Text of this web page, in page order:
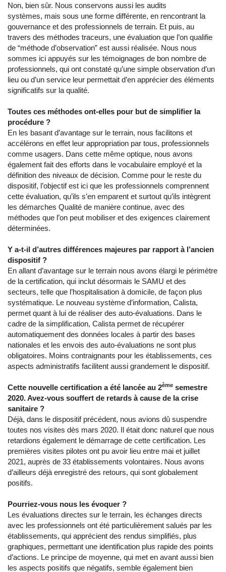
Non, bien sûr. Nous conservons aussi les audits
systèmes, mais sous une forme différente, en rencontrant la
gouvernance et des professionnels de terrain. Et puis, au
travers des méthodes traceurs, une évaluation que l’on qualifie
de “méthode d’observation” est aussi réalisée. Nous nous
sommes ici appuyés sur les témoignages de bon nombre de
professionnels, qui ont constaté qu’une simple observation d’un
lieu ou d’un service leur permettait d’en apprécier des éléments
significatifs sur la qualité.
Toutes ces méthodes ont-elles pour but de simplifier la
procédure ?
En les basant d’avantage sur le terrain, nous facilitons et
accélérons en effet leur appropriation par tous, professionnels
comme usagers. Dans cette même optique, nous avons
également fait des efforts dans le vocabulaire employé et la
définition des niveaux de décision. Comme pour le reste du
dispositif, l’objectif est ici que les professionnels comprennent
cette évaluation, qu’ils s’en emparent et surtout qu’ils intègrent
les démarches Qualité de manière continue, avec des
méthodes que l’on peut mobiliser et des exigences clairement
déterminées.
Y a-t-il d’autres différences majeures par rapport à l’ancien
dispositif ?
En allant d’avantage sur le terrain nous avons élargi le périmètre
de la certification, qui inclut désormais le SAMU et des
secteurs, telle que l’hospitalisation à domicile, de façon plus
systématique. Le nouveau système d’information, Calista,
permet quant à lui de réaliser des auto-évaluations. Dans le
cadre de la simplification, Calista permet de récupérer
automatiquement des données locales à partir des bases
nationales et les envois des auto-évaluations ne sont plus
obligatoires. Moins contraignants pour les établissements, ces
aspects administratifs facilitent aussi grandement le dispositif.
Cette nouvelle certification a été lancée au 2ème semestre
2020. Avez-vous souffert de retards à cause de la crise
sanitaire ?
Déjà, dans le dispositif précédent, nous avions dû suspendre
toutes nos visites dès mars 2020. Il était donc naturel que nous
retardions également le démarrage de cette certification. Les
premières visites pilotes ont pu avoir lieu entre mai et juillet
2021, auprès de 33 établissements volontaires. Nous avons
d’ailleurs déjà enregistré des retours, qui sont globalement
positifs.
Pourriez-vous nous les évoquer ?
Les évaluations directes sur le terrain, les échanges directs
avec les professionnels ont été particulièrement salués par les
établissements, qui apprécient des rendus simplifiés, plus
graphiques, permettant une identification plus rapide des points
d’actions. Le principe de moyenne, qui met en avant aussi bien
les aspects positifs que négatifs, semble également bien